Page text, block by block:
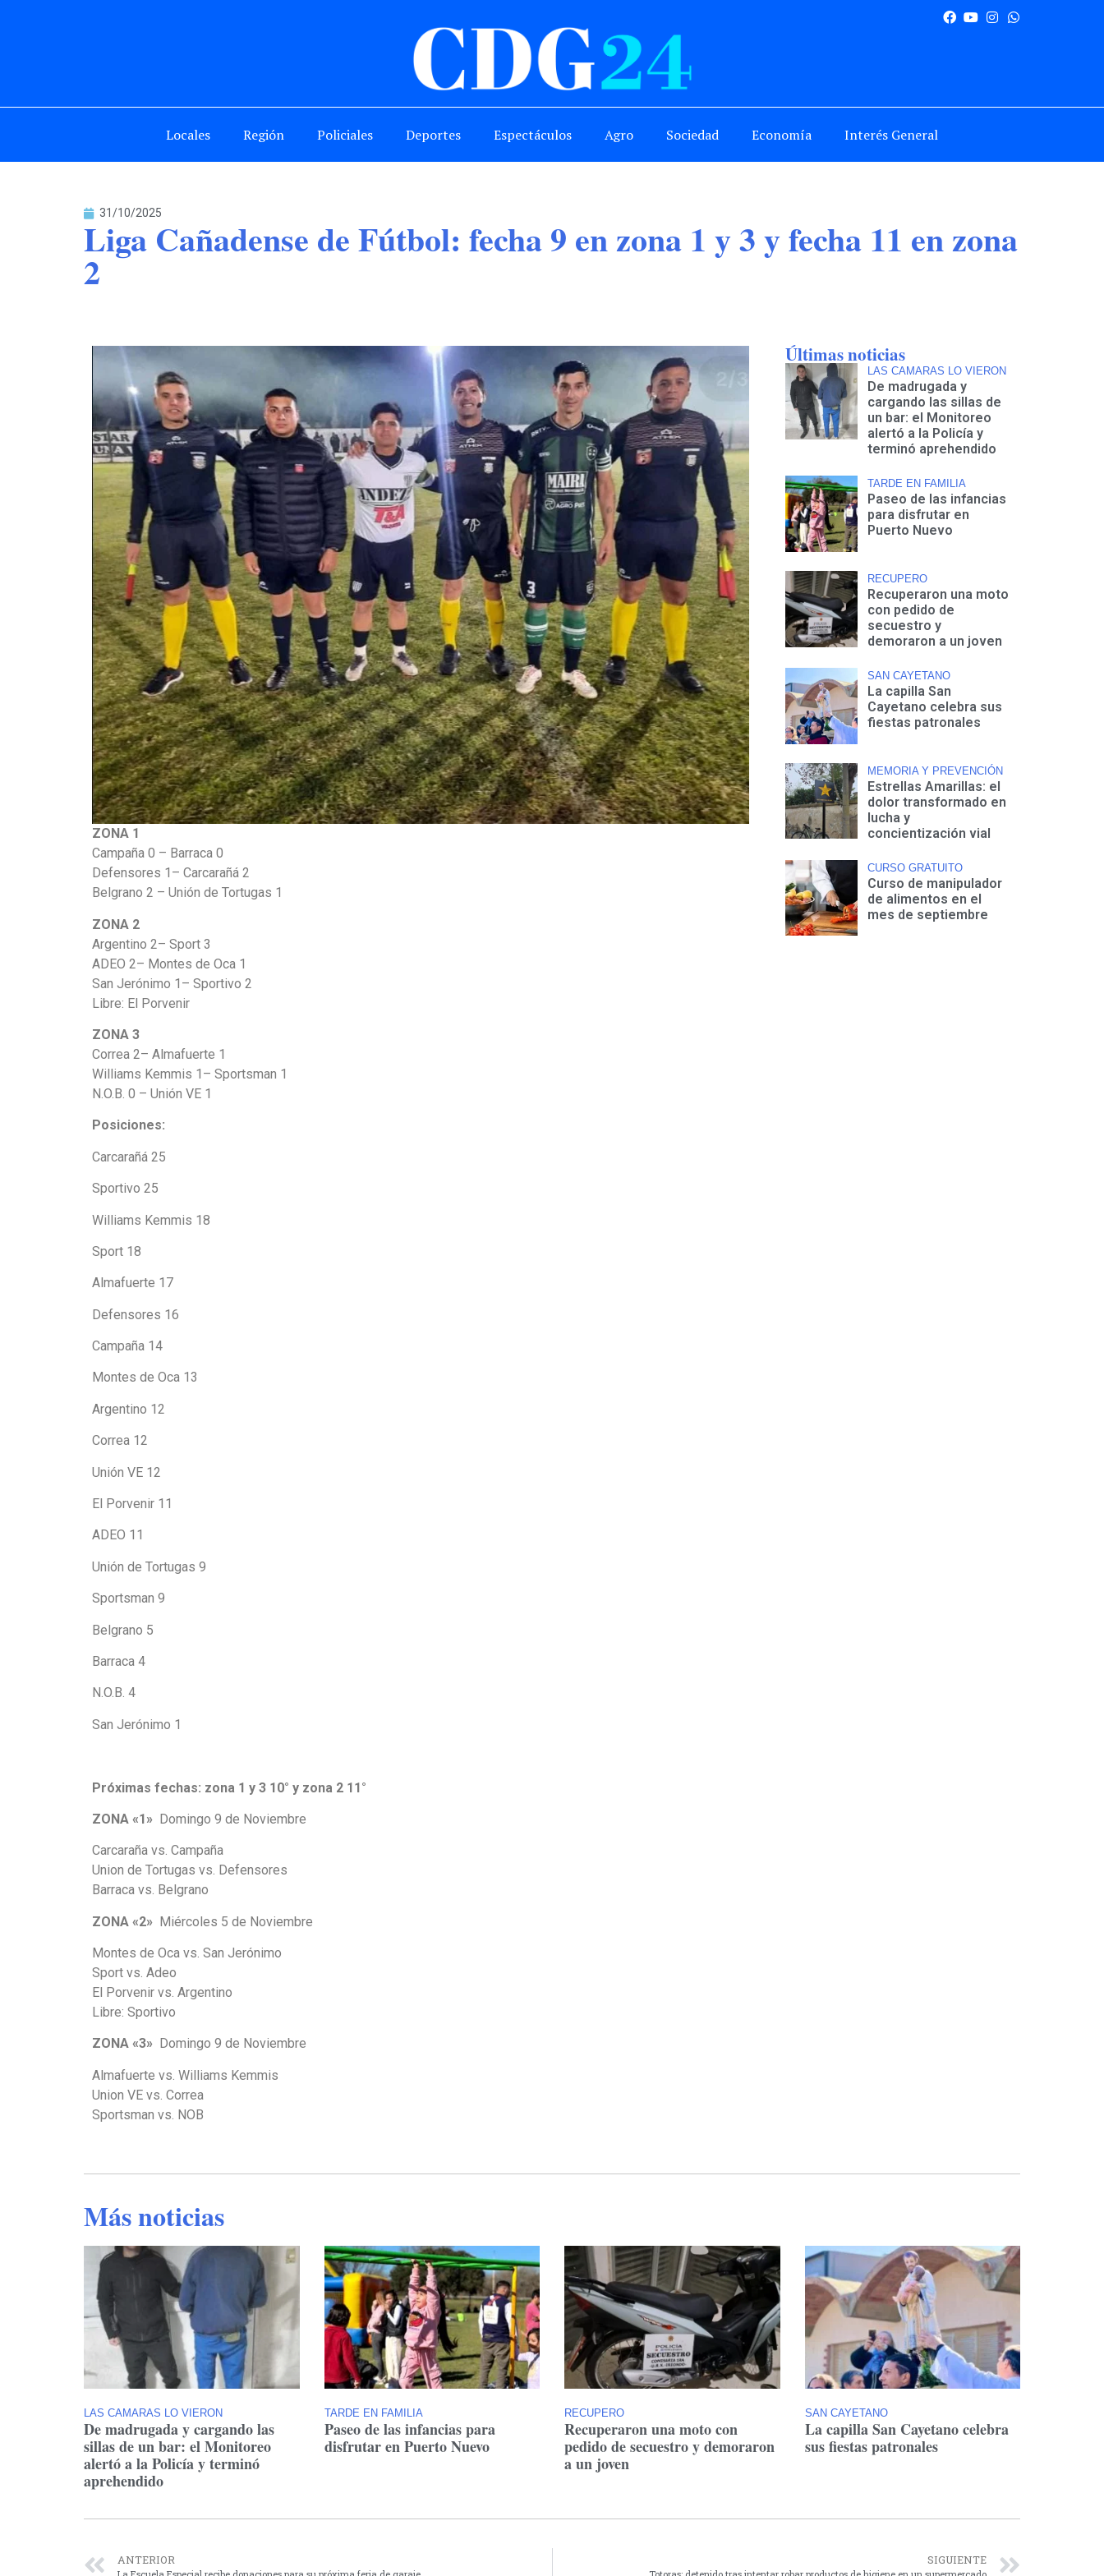
Locales Región Policiales Deportes Espectáculos Agro Sociedad Economía Interés General
31/10/2025
Liga Cañadense de Fútbol: fecha 9 en zona 1 y 3 y fecha 11 en zona
2
ZONA 1
Campaña 0 – Barraca 0
Defensores 1– Carcarañá 2
Belgrano 2 – Unión de Tortugas 1
ZONA 2
Argentino 2– Sport 3
ADEO 2– Montes de Oca 1
San Jerónimo 1– Sportivo 2
Libre: El Porvenir
ZONA 3
Correa 2– Almafuerte 1
Williams Kemmis 1– Sportsman 1
N.O.B. 0 – Unión VE 1
Posiciones:
Carcarañá 25
Sportivo 25
Williams Kemmis 18
Sport 18
Almafuerte 17
Defensores 16
Campaña 14
Montes de Oca 13
Argentino 12
Correa 12
Unión VE 12
El Porvenir 11
ADEO 11
Unión de Tortugas 9
Sportsman 9
Belgrano 5
Barraca 4
N.O.B. 4
San Jerónimo 1
Próximas fechas: zona 1 y 3 10° y zona 2 11°
ZONA «1» Domingo 9 de Noviembre
Carcaraña vs. Campaña
Union de Tortugas vs. Defensores
Barraca vs. Belgrano
ZONA «2» Miércoles 5 de Noviembre
Montes de Oca vs. San Jerónimo
Sport vs. Adeo
El Porvenir vs. Argentino
Libre: Sportivo
ZONA «3» Domingo 9 de Noviembre
Almafuerte vs. Williams Kemmis
Union VE vs. Correa
Sportsman vs. NOB
Últimas noticias
LAS CAMARAS LO VIERON
De madrugada y
cargando las sillas de
un bar: el Monitoreo
alertó a la Policía y
terminó aprehendido
TARDE EN FAMILIA
Paseo de las infancias
para disfrutar en
Puerto Nuevo
RECUPERO
Recuperaron una moto
con pedido de
secuestro y
demoraron a un joven
SAN CAYETANO
La capilla San
Cayetano celebra sus
fiestas patronales
MEMORIA Y PREVENCIÓN
Estrellas Amarillas: el
dolor transformado en
lucha y
concientización vial
CURSO GRATUITO
Curso de manipulador
de alimentos en el
mes de septiembre
Más noticias
LAS CAMARAS LO VIERON
De madrugada y cargando las
sillas de un bar: el Monitoreo
alertó a la Policía y terminó
aprehendido
TARDE EN FAMILIA
Paseo de las infancias para
disfrutar en Puerto Nuevo
RECUPERO
Recuperaron una moto con
pedido de secuestro y demoraron
a un joven
SAN CAYETANO
La capilla San Cayetano celebra
sus fiestas patronales
ANTERIOR SIGUIENTE